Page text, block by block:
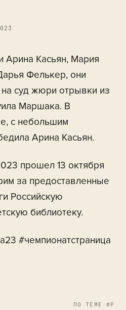
Касьян, Мария
Фелькер, они
на суд жюри отрывки из
Маршака. В
с небольшим
Арина Касьян.
прошел 13 октября
за предоставленные
Российскую
библиотеку.
#чемпионатстраница
ПО ТЕМЕ